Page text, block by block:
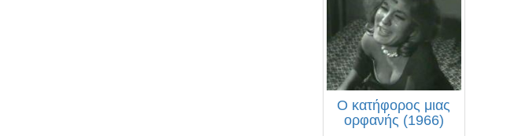
Ο κατήφορος μιας
ορφανής (1966)